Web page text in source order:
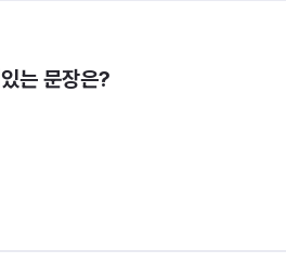
는 문장은?